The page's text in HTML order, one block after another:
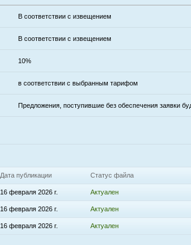
В соответствии с извещением
В соответствии с извещением
10%
в соответствии с выбранным тарифом
Предложения, поступившие без обеспечения заявки
Дата публикации Статус файла
16 февраля 2026 г. Актуален
16 февраля 2026 г. Актуален
16 февраля 2026 г. Актуален